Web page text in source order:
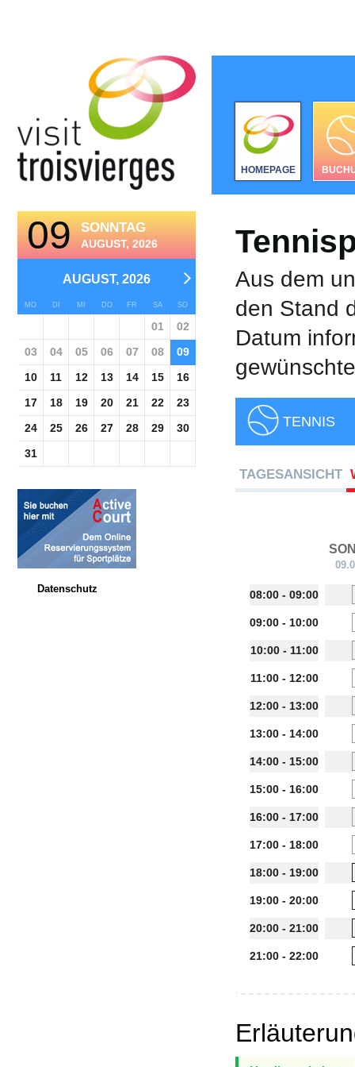
09 SONNTAG
AUGUST, 2026
AUGUST, 2026
MO DI MI DO FR SA SO
01
02
03
04 05 06 07 08
09
10
11 12 13 14 15
16
17
18 19 20 21 22
23
24
25 26 27 28 29
30
31
Datenschutz
HOMEPAGE
Aus dem
den Stand
Datum
TENNIS
TAGESANSICHT
08:00 - 09:00
09:00 - 10:00
10:00 - 11:00
11:00 - 12:00
12:00 - 13:00
13:00 - 14:00
14:00 - 15:00
15:00 - 16:00
16:00 - 17:00
17:00 - 18:00
18:00 - 19:00
19:00 - 20:00
20:00 - 21:00
21:00 - 22:00